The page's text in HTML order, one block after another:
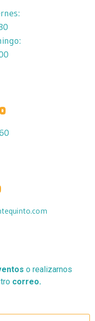
o realizarnos
correo.